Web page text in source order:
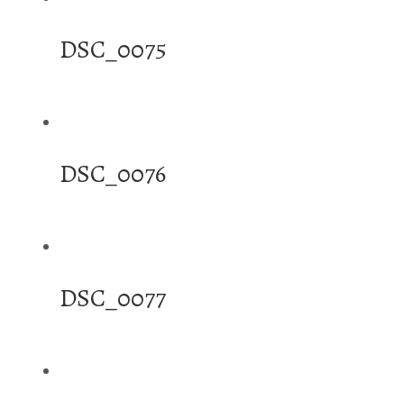
DSC_0075
DSC_0076
DSC_0077